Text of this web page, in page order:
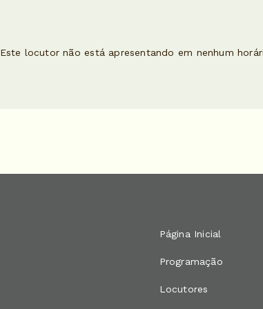
Este locutor não está apresentando em nenhum
Página Inicial
Programação
Locutores